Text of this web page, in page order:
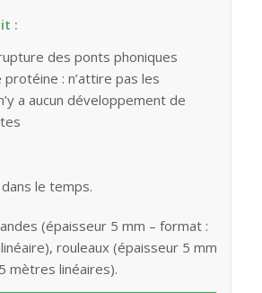
:
des ponts phoniques
protéine : n’attire pas les
a aucun développement de
le temps.
(épaisseur 5 mm – format :
rouleaux (épaisseur 5 mm
mètres linéaires).